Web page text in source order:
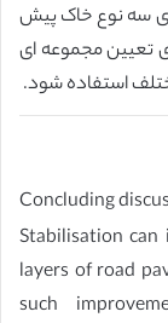
سه نوع خاک پیش
تعیین مجموعه ای
استفاده شود.
Concluding
Stabilisation
layers of road
such